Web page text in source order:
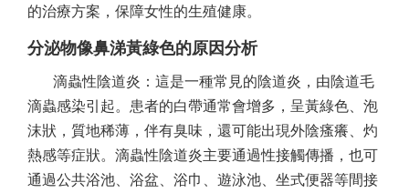
的治療方案，保障女性的生殖健康。
分泌物像鼻涕黃綠色的原因分析
滴蟲性陰道炎：這是一種常見的陰道炎，由陰道毛
滴蟲感染引起。患者的白帶通常會增多，呈黃綠色、泡
沫狀，質地稀薄，伴有臭味，還可能出現外陰瘙癢、灼
熱感等症狀。滴蟲性陰道炎主要通過性接觸傳播，也可
通過公共浴池、浴盆、浴巾、遊泳池、坐式便器等間接